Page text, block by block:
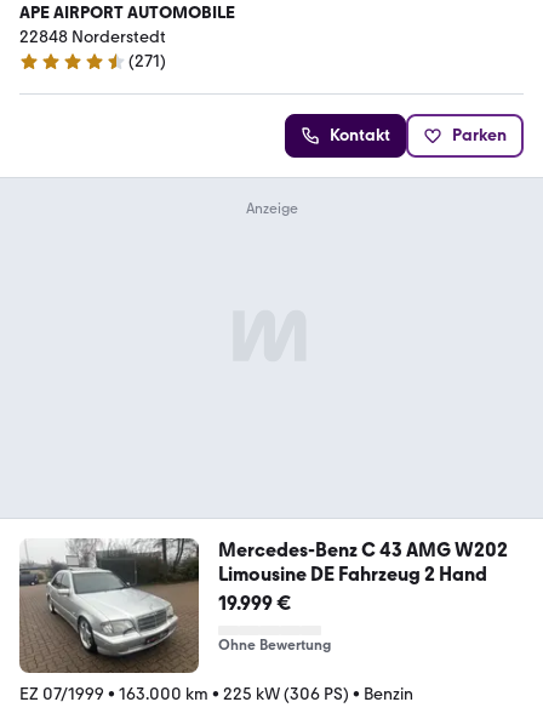
APE AIRPORT AUTOMOBILE
22848 Norderstedt
4.7 Sterne
(271)
Kontakt Parken
Mercedes-Benz C 43 AMG W202
Limousine DE Fahrzeug 2 Hand
19.999 €
Ohne Bewertung
EZ 07/1999 • 163.000 km • 225 kW (306 PS) • Benzin